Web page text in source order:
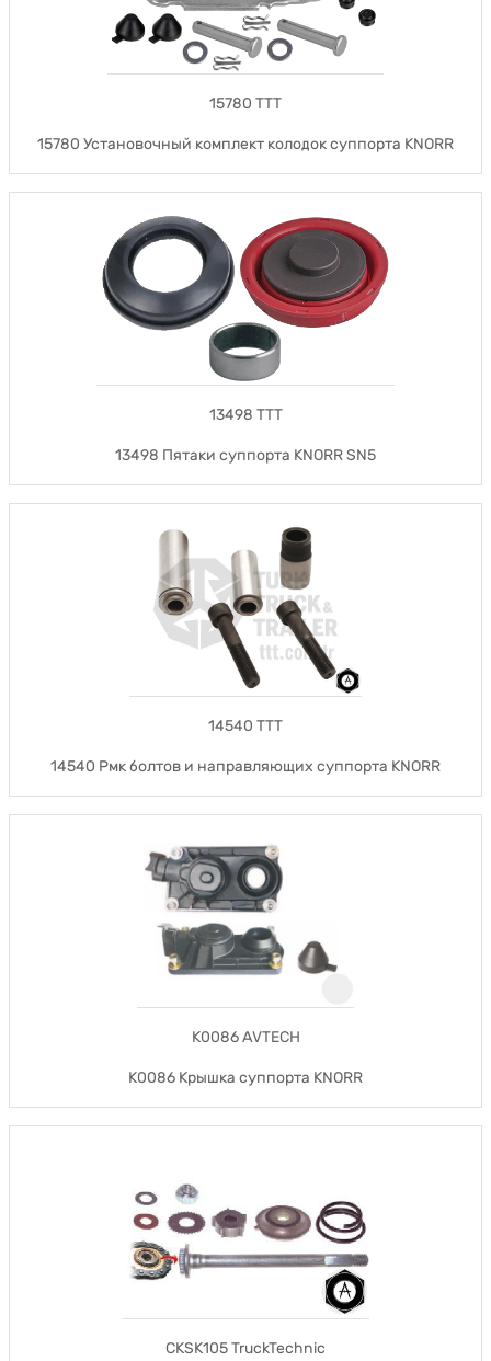
15780 TTT
15780 Установочный комплект колодок суппорта KNORR
13498 TTT
13498 Пятаки суппорта KNORR SN5
14540 TTT
14540 Рмк болтов и направляющих суппорта KNORR
K0086 AVTECH
K0086 Крышка суппорта KNORR
CKSK105 TruckTechnic